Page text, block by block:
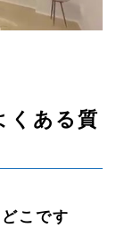
くある質
こです